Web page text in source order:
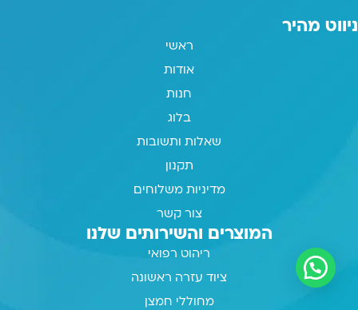
ניווט מהיר
ראשי
אודות
חנות
בלוג
שאלות ותשובות
תקנון
מדיניות משלוחים
צור קשר
המוצרים והשירותים שלנו
ריהוט רפואי
ציוד עזרה ראשונה
מחוללי חמצן